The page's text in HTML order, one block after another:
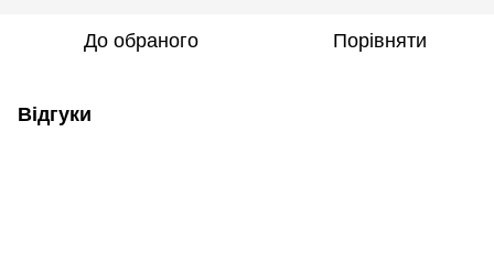
До обраного Порівняти
Відгуки